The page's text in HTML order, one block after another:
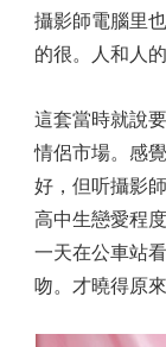
攝影師電腦里
的很。人和人
這套當時就說
情侶市場。感
好，但听攝影
高中生戀愛程
一天在公車站
吻。才曉得原